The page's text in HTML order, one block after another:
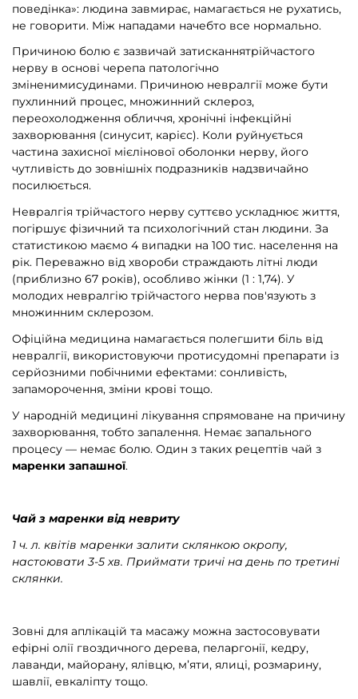
поведінка»: людина завмирає, на­магається не рухатись,
не говорити. Між нападами начебто все нормально.
Причиною болю є зазвичай затисканнятрійчастого
нерву в основі черепа патологічно
зміненимисудинами. Причиною невралгії може бути
пухлинний процес, множинний склероз,
переохолодження обличчя, хронічні інфекційні
захворювання (синусит, карієс). Коли руйнується
частина захисної мієлінової оболонки нерву, його
чутливість до зовнішніх подразників надзвичайно
посилюється.
Невралгія трійчастого нерву суттєво ускладнює життя,
погіршує фізичний та психологічний стан людини. За
статистикою маємо 4 випадки на 100 тис. населення на
рік. Переважно від хвороби страждають літні люди
(приблизно 67 років), особливо жінки (1 : 1,74). У
молодих невралгію трійчастого нерва пов'язують з
множинним склерозом.
Офіційна медицина намагається полегшити біль від
невралгії, використовуючи протисудомні препарати із
серйозними побічними ефектами: сонливість,
запаморочення, зміни крові тощо.
У народній медицині лікування спрямоване на причину
захворювання, тобто запалення. Немає запального
процесу — немає болю. Один з таких рецептів чай з
маренки запашної.
Чай з маренки від невриту
1 ч. л. квітів маренки залити склянкою окропу,
настоювати 3-5 хв. Приймати тричі на день по третині
склянки.
Зовні для аплікацій та масажу можна застосовувати
ефірні олії гвоздичного дерева, пеларгонії, кедру,
лаванди, майорану, ялівцю, м’яти, ялиці, розмарину,
шавлії, евкаліпту тощо.